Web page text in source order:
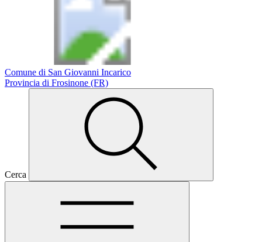
Comune di San Giovanni Incarico
Provincia di Frosinone (FR)
Cerca